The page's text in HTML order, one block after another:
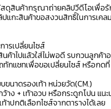
ดุสินค้ากรุณาถ่ายคลิปวีดีโอเพื่อรั
แกะสินค้าขอสงวนสิทธิ์ในการเคล
รเปลี่ยนไซส์
นค้าไปแล้วใส่ไม่พอดี รบกวนลูกค้
กแชทเพื่อขอเปลี่ยนไซส์ หรือกดที่
ขนาดรองเท้า หน่วยวัด(CM.)
าง + เท้าอวบ หรือกระดูกโปน แนะ
าปกติเลือกไซส์จากตารางได้เลย